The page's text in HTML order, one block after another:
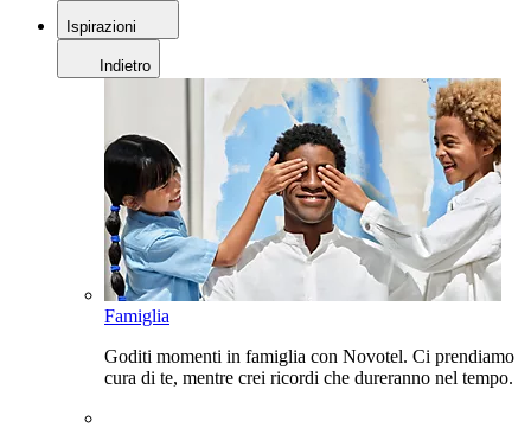
Ispirazioni
Indietro
Famiglia
Goditi momenti in famiglia con Novotel. Ci prendiamo
cura di te, mentre crei ricordi che dureranno nel tempo.